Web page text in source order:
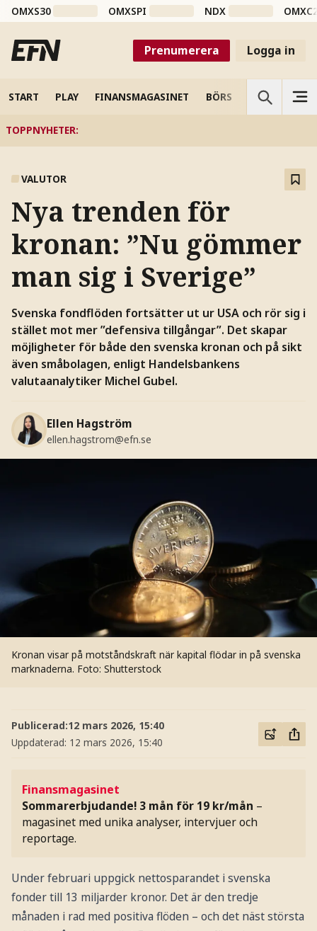
OMXS30 OMXSPI NDX
Prenumerera Logga in
START PLAY FINANSMAGASINET BÖRS VETENSKAP
TOPPNYHETER:
VALUTOR
Nya trenden för
kronan: ”Nu gömmer
man sig i Sverige”
Svenska fondflöden fortsätter ut ur USA och rör sig i
stället mot mer ”defensiva tillgångar”. Det skapar
möjligheter för både den svenska kronan och på sikt
även småbolagen, enligt Handelsbankens
valutaanalytiker Michel Gubel.
Ellen Hagström
ellen.hagstrom@efn.se
Kronan visar på motståndskraft när kapital flödar in på svenska
marknaderna. Foto: Shutterstock
Publicerad:12 mars 2026, 15:40
Uppdaterad: 12 mars 2026, 15:40
Finansmagasinet
Sommarerbjudande! 3 mån för 19 kr/mån –
magasinet med unika analyser, intervjuer och
reportage.
Under februari uppgick nettosparandet i svenska
fonder till 13 miljarder kronor. Det är den tredje
månaden i rad med positiva flöden – och det näst största